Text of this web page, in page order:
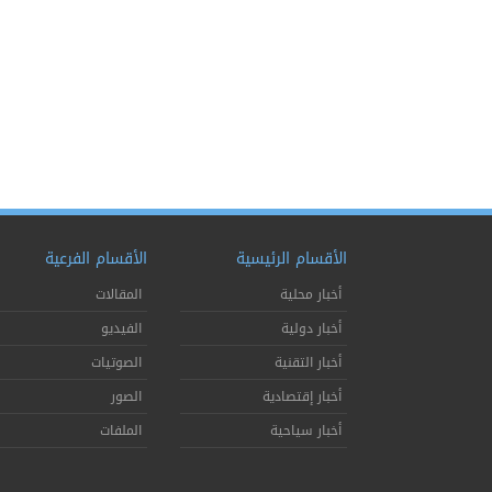
الأقسام الرئيسية
أخبار محلية
أخبار دولية
أخبار التقنية
أخبار إقتصادية
أخبار سياحية
الأقسام الفرعية
المقالات
الفيديو
الصوتيات
الصور
الملفات